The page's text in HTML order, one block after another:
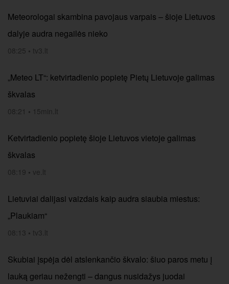
Meteorologai skambina pavojaus varpais – šioje Lietuvos
dalyje audra negailės nieko
08:25 • tv3.lt
„Meteo LT“: ketvirtadienio popietę Pietų Lietuvoje galimas
škvalas
08:21 • 15min.lt
Ketvirtadienio popietę šioje Lietuvos vietoje galimas
škvalas
08:19 • ve.lt
Lietuviai dalijasi vaizdais kaip audra siaubia miestus:
„Plaukiam“
08:13 • tv3.lt
Skubiai įspėja dėl atslenkančio škvalo: šiuo paros metu į
lauką geriau nežengti – dangus nusidažys juodai